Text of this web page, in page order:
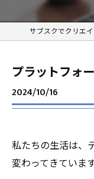
プラットフォ
2024/10/16
私たちの生活は、
変わってきています